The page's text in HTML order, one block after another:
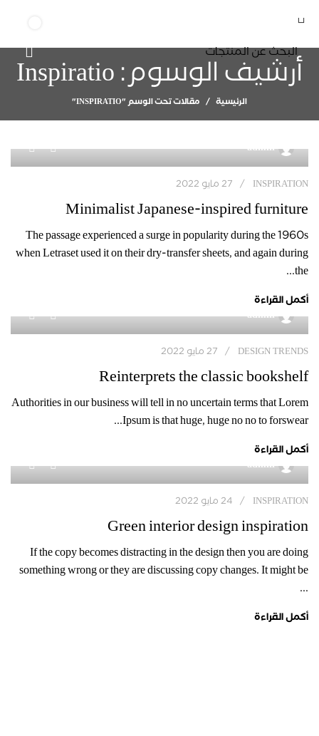
أرشيف الوسوم: Inspiratio
الرئيسية مقالات تحت الوسم "INSPIRATIO"
admin
INSPIRATION 27 مايو 2022
Minimalist Japanese-inspired furniture
The passage experienced a surge in popularity during the 1960s
when Letraset used it on their dry-transfer sheets, and again during
the...
أكمل القراءة
admin
DESIGN TRENDS 27 مايو 2022
Reinterprets the classic bookshelf
Authorities in our business will tell in no uncertain terms that Lorem
Ipsum is that huge, huge no no to forswear...
أكمل القراءة
admin
INSPIRATION 24 مايو 2022
Green interior design inspiration
If the copy becomes distracting in the design then you are doing
something wrong or they are discussing copy changes. It might be
...
أكمل القراءة